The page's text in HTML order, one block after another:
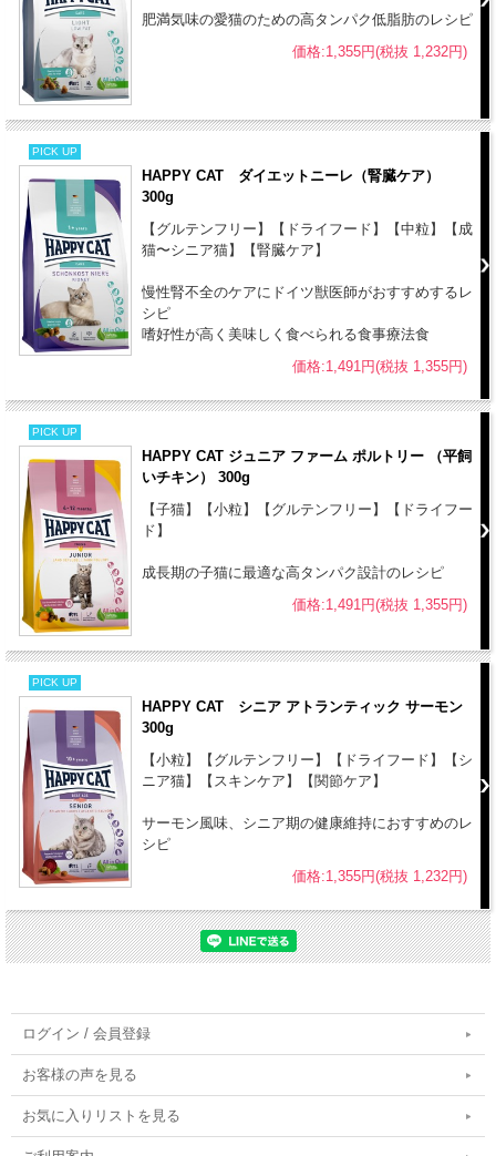
肥満気味の愛猫のための高タンパク低脂肪のレシピ
価格:1,355円(税抜 1,232円)
PICK UP
HAPPY CAT ダイエットニーレ（腎臓ケア）
300g
【グルテンフリー】【ドライフード】【中粒】【成
猫〜シニア猫】【腎臓ケア】
慢性腎不全のケアにドイツ獣医師がおすすめするレ
シピ
嗜好性が高く美味しく食べられる食事療法食
価格:1,491円(税抜 1,355円)
PICK UP
HAPPY CAT ジュニア ファーム ポルトリー （平飼
いチキン） 300g
【子猫】【小粒】【グルテンフリー】【ドライフー
ド】
成長期の子猫に最適な高タンパク設計のレシピ
価格:1,491円(税抜 1,355円)
PICK UP
HAPPY CAT シニア アトランティック サーモン
300g
【小粒】【グルテンフリー】【ドライフード】【シ
ニア猫】【スキンケア】【関節ケア】
サーモン風味、シニア期の健康維持におすすめのレ
シピ
価格:1,355円(税抜 1,232円)
ログイン / 会員登録
お客様の声を見る
お気に入りリストを見る